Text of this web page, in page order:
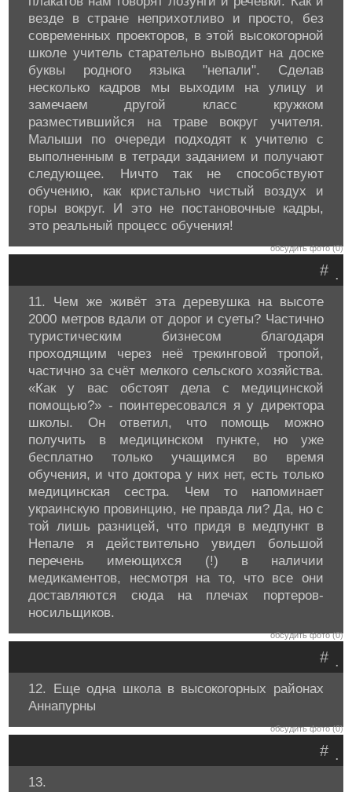
везде в стране неприхотливо и просто, без
современных проекторов, в этой высокогорной
школе учитель старательно выводит на доске
буквы родного языка "непали". Сделав
несколько кадров мы выходим на улицу и
замечаем другой класс кружком
разместившийся на траве вокруг учителя.
Малыши по очереди подходят к учителю с
выполненным в тетради заданием и получают
следующее. Ничто так не способствуют
обучению, как кристально чистый воздух и
горы вокруг. И это не постановочные кадры,
это реальный процесс обучения!
обсудить фото (0)
.
#
11. Чем же живёт эта деревушка на высоте
2000 метров вдали от дорог и суеты? Частично
туристическим бизнесом благодаря
проходящим через неё трекинговой тропой,
частично за счёт мелкого сельского хозяйства.
«Как у вас обстоят дела с медицинской
помощью?» - поинтересовался я у директора
школы. Он ответил, что помощь можно
получить в медицинском пункте, но уже
бесплатно только учащимся во время
обучения, и что доктора у них нет, есть только
медицинская сестра. Чем то напоминает
украинскую провинцию, не правда ли? Да, но с
той лишь разницей, что придя в медпункт в
Непале я действительно увидел большой
перечень имеющихся (!) в наличии
медикаментов, несмотря на то, что все они
доставляются сюда на плечах портеров-
носильщиков.
обсудить фото (0)
.
#
12. Еще одна школа в высокогорных районах
Аннапурны
обсудить фото (0)
.
#
13.